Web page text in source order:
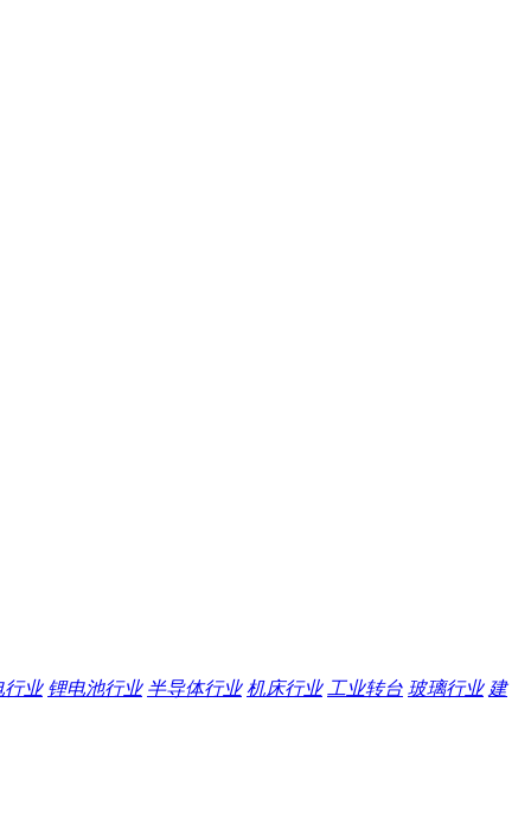
行业 锂电池行业 半导体行业 机床行业 工业转台 玻璃行业 建